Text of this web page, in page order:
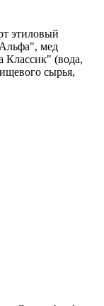
этиловый
мед
Классик" (вода,
сырья,